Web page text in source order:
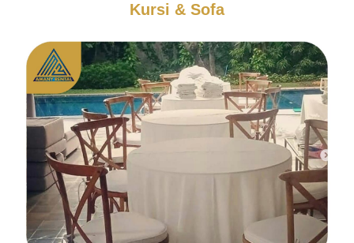
Kursi & Sofa